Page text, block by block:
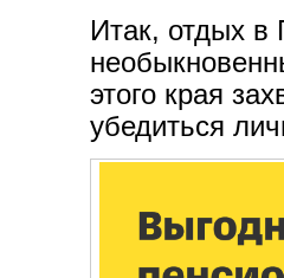
Итак, отдых в
этого края
убедиться